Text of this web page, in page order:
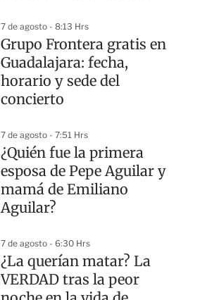
cine
7 de agosto - 8:13 Hrs
Grupo Frontera gratis en
Guadalajara: fecha,
horario y sede del
concierto
7 de agosto - 7:51 Hrs
¿Quién fue la primera
esposa de Pepe Aguilar y
mamá de Emiliano
Aguilar?
7 de agosto - 6:30 Hrs
¿La querían matar? La
VERDAD tras la peor